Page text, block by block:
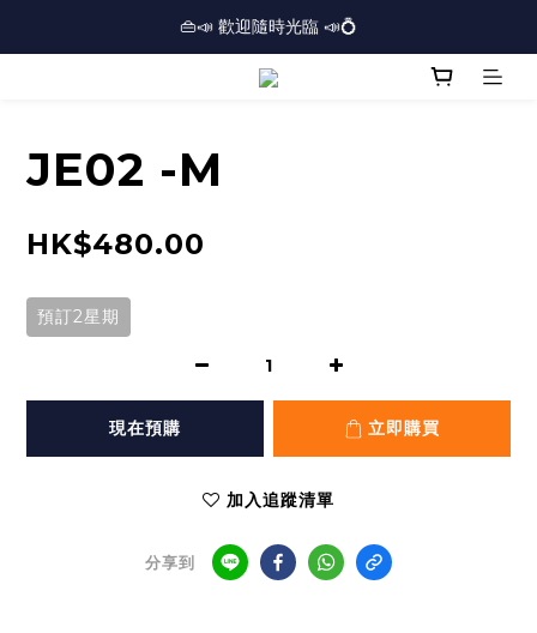
🏢逾三千呎實體門市⏰開放時間：12PM-7PM *星期日休息*⏰
👜📣 歡迎隨時光臨 📣💍
❤️地址：尖沙咀金馬倫道太興廣場10樓全層
JE02 -M
HK$480.00
預訂2星期
現在預購 立即購買
加入追蹤清單
分享到